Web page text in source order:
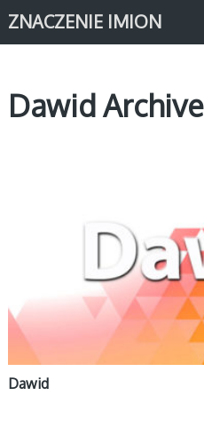
ZNACZENIE IMION
Dawid Archive
Dawid